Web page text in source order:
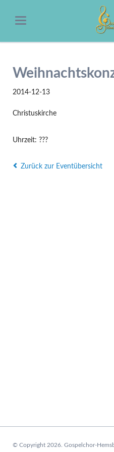
2014-12-13
Christuskirche
Uhrzeit: ???
Zurück zur Eventübersicht
© Copyright 2026. Gospelchor-